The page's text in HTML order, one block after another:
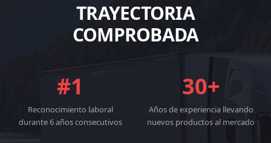
TRAYECTORIA
COMPROBADA
#1
Reconocimiento laboral
durante 6 años consecutivos
30+
Años de experiencia llevando
nuevos productos al mercado